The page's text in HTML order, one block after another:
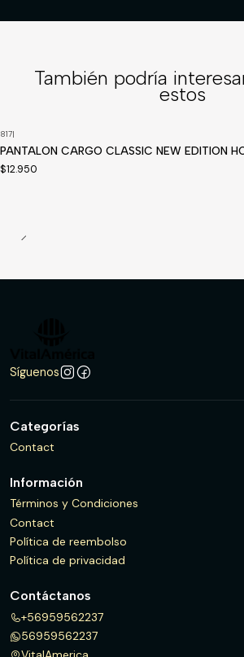
También podría
estos
817|
PANTALON CARGO CLASSIC NEW EDITION
$12.950
Síguenos
Categorías
Contact
Información
Términos y Condiciones
Contact
Política de reembolso
Política de privacidad
Contáctanos
+56959562237
56959562237